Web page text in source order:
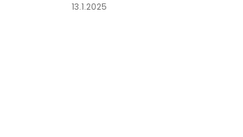
13.1.2025